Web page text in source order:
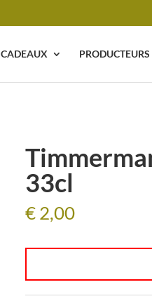
CADEAUX PRODUCTEURS
33cl
€2,00